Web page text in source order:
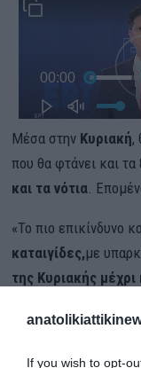
If you wish to opt-
Μέσα στην Κυριακή,
που θα φτάνει και
και τα νότια.
«Το πιο επικίνδυνο
καταιγίδες,με
της Κυριακής